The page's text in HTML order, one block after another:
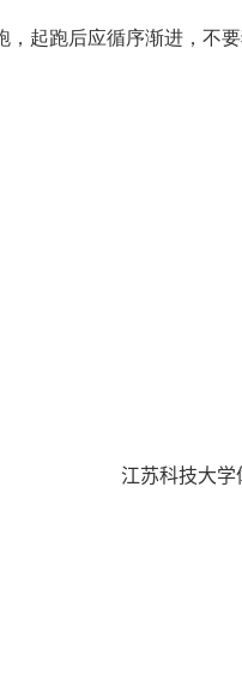
，起跑后应循序渐进，不
江苏科技大